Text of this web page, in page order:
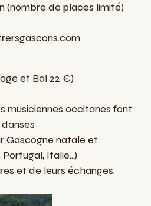
(nombre de places limité)
et Bal 22 €)
musiciennes occitanes font
Gascogne natale et
Italie...)
et de leurs échanges.